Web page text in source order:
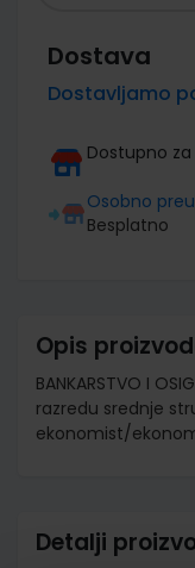
Dostava
Dostavljamo
Dostupno
Osobno
Besplatno
Opis
BANKARSTVO I
razredu srednje
ekonomist/
Detalji